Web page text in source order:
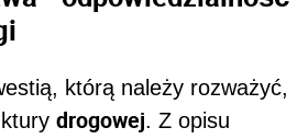
którą należy rozważyć,
drogowej. Z opisu